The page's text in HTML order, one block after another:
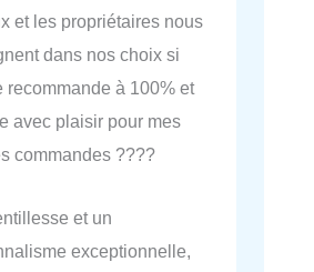
et les propriétaires nous
dans nos choix si
recommande à 100% et
avec plaisir pour mes
commandes ????
et un
exceptionnelle,